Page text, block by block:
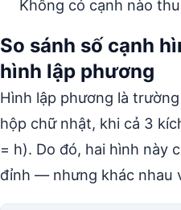
Không có cạnh nào
So sánh số cạnh
hình lập phương
Hình lập phương là
hộp chữ nhật, khi cả 3
= h). Do đó, hai hình này
đỉnh — nhưng khác nhau